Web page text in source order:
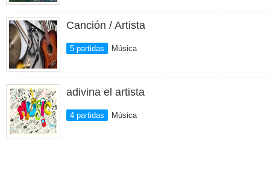
Canción / Artista
5 partidas Música
adivina el artista
4 partidas Música